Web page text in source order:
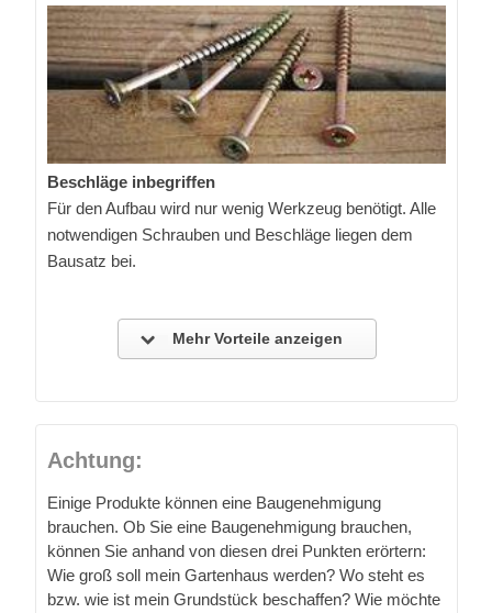
Beschläge inbegriffen
Für den Aufbau wird nur wenig Werkzeug benötigt. Alle
notwendigen Schrauben und Beschläge liegen dem
Bausatz bei.
Mehr Vorteile anzeigen
Achtung:
Einige Produkte können eine Baugenehmigung
brauchen. Ob Sie eine Baugenehmigung brauchen,
können Sie anhand von diesen drei Punkten erörtern:
Wie groß soll mein Gartenhaus werden? Wo steht es
bzw. wie ist mein Grundstück beschaffen? Wie möchte